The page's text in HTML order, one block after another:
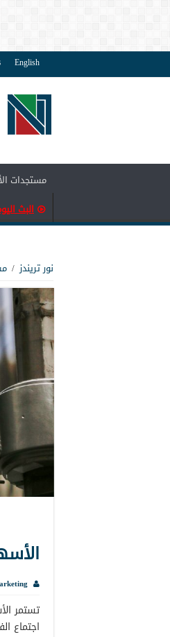
English
مستجدات
البث
نور تريندز /
تستمر
اجتماع